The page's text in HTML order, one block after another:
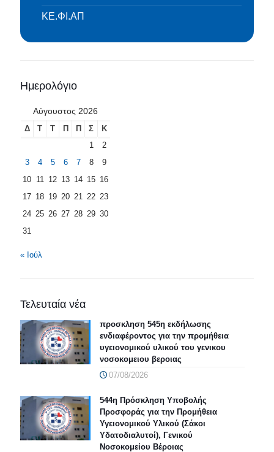
ΚΕ.ΦΙ.ΑΠ
Ημερολόγιο
Αύγουστος 2026
Δ Τ Τ Π Π Σ
Κ
1
2
3
4 5 6 7 8
9
10 11 12 13 14 15 16
17 18 19 20 21 22 23
24 25 26 27 28 29 30
31
« Ιούλ
Τελευταία νέα
προσκληση 545η εκδήλωσης
ενδιαφέροντος για την προμήθεια
υγειονομικού υλικού του γενικου
νοσοκομειου βεροιας
07/08/2026
544η Πρόσκληση Υποβολής
Προσφοράς για την Προμήθεια
Υγειονομικού Υλικού (Σάκοι
Υδατοδιαλυτοί), Γενικού
Νοσοκομείου Βέροιας